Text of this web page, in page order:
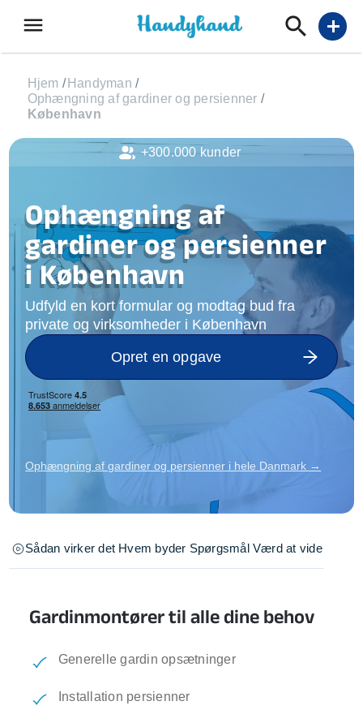
menu add
Hjem / Handyman /
Ophængning af gardiner og persienner /
København
Ophængning af
gardiner og persienner
i København
Udfyld en kort formular og modtag bud fra
private og virksomheder i København
Opret en opgave
Ophængning af gardiner og persienner i hele Danmark →
Sådan virker det Hvem byder Spørgsmål Værd at vide
Gardinmontører til alle dine behov
Generelle gardin opsætninger
Installation persienner
+300.000 kunder